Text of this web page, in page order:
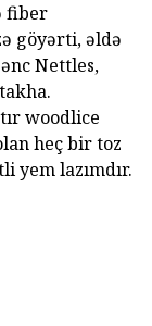
fiber
göyərti, əldə
Nettles,
woodlice
heç bir toz
yem lazımdır.